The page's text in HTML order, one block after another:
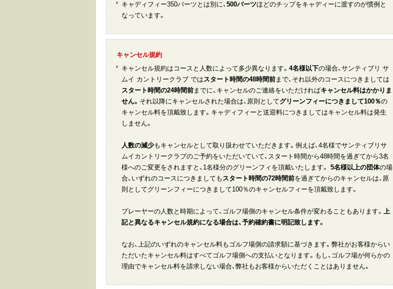
キャディフィー350バーツとは別に、500バーツほどのチップをキャディーに渡すのが慣例と
なっています。
キャンセル規約
キャンセル規約はコースと人数によって多少異なります。 4名様以下の場合、サンティブリ サ
ムイ カントリークラブ ではスタート時間の48時間前まで、それ以外のコースにつきましては
スタート時間の24時間前までに、キャンセルのご連絡をいただければキャンセル料はかかりま
せん。 それ以降にキャンセルされた場合は、原則としてグリーンフィーにつきまして100％の
キャンセル料を頂戴致します。キャディフィーと送迎料につきましてはキャンセル料は発生
しません。
人数の減少もキャンセルとして取り扱わせていただきます。例えば、4名様でサンティブリサ
ムイカントリークラブのご予約をいただいていて、スタート時間から48時間を過ぎてから3名
様へのご変更をされますと、1名様分のグリーンフィを頂戴いたします。 5名様以上の団体の場
合、いずれのコースにつきましても スタート時間の72時間前を過ぎてからのキャンセルは、原
則としてグリーンフィーにつきまして100％のキャンセルフィーを頂戴致します。
プレーヤーの人数と時期によって、ゴルフ場側のキャンセル条件が変わることもあります。 上
記と異なるキャンセル規約になる場合は、予約確約書に明記致します。
なお、上記のいずれのキャンセル料もゴルフ場側の請求額に基づきます。弊社がお客様からい
ただいたキャンセル料はすべてゴルフ場側への支払いとなります。もし、ゴルフ場が何らかの
理由でキャンセル料を請求しない場合、弊社もお客様からいただくことはありません。